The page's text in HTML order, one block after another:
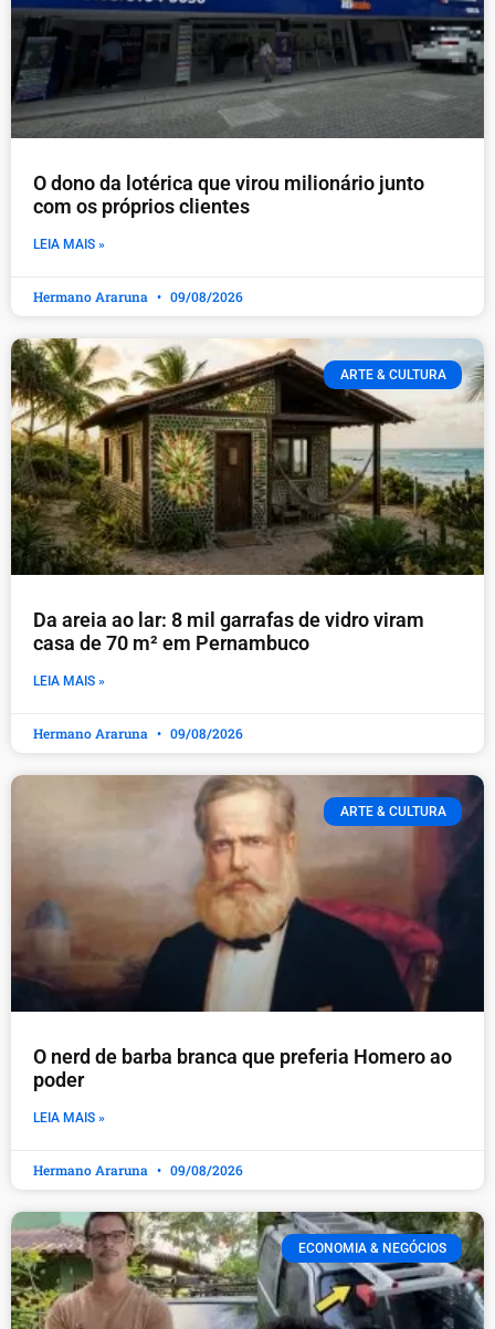
O dono da lotérica que virou milionário junto
com os próprios clientes
LEIA MAIS »
Hermano Araruna 09/08/2026
ARTE & CULTURA
Da areia ao lar: 8 mil garrafas de vidro viram
casa de 70 m² em Pernambuco
LEIA MAIS »
Hermano Araruna 09/08/2026
ARTE & CULTURA
O nerd de barba branca que preferia Homero ao
poder
LEIA MAIS »
Hermano Araruna 09/08/2026
ECONOMIA & NEGÓCIOS